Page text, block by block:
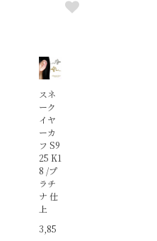
スネ
ーク
イヤ
ーカ
フ S9
25 K1
8 /プ
ラチ
ナ 仕
上
3,85